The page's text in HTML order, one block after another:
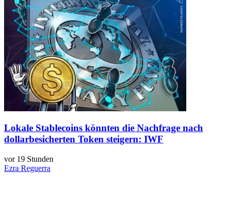
Lokale Stablecoins könnten die Nachfrage nach
dollarbesicherten Token steigern: IWF
vor 19 Stunden
Ezra Reguerra